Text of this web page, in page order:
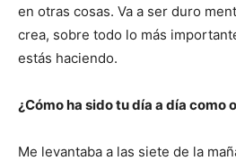
en otras cosas. Va a ser duro
crea, sobre todo lo más
estás haciendo.
¿Cómo ha sido tu día a día como
Me levantaba a las siete de la